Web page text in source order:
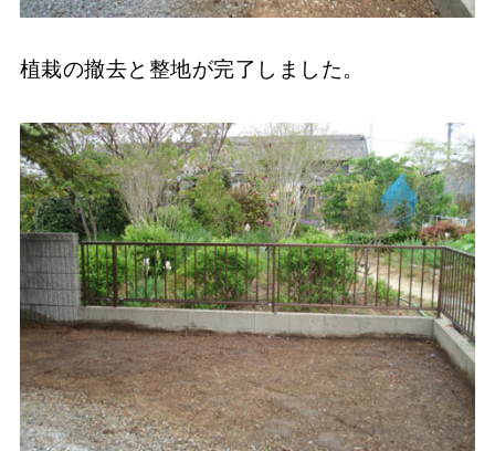
植栽の撤去と整地が完了しました。